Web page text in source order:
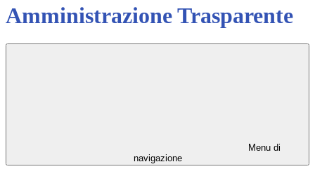
Amministrazione Trasparente
Menu di
navigazione